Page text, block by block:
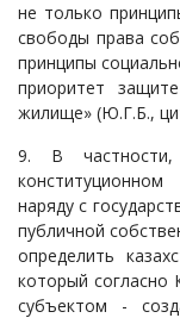
не только
свободы права
принципы
приоритет
жилище» (Ю.Г.Б.,
9. В частности,
наряду с
публичной
определить
который согласно
субъектом -